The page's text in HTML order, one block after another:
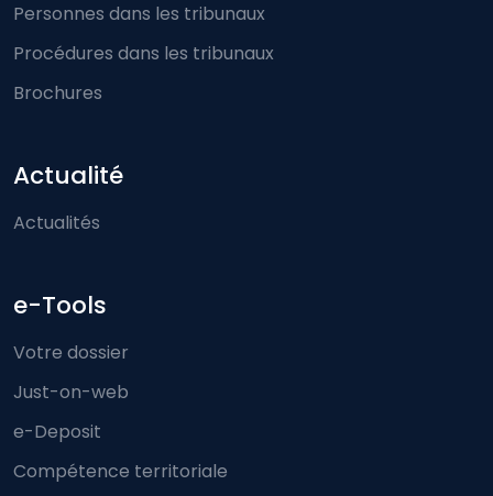
Personnes dans les tribunaux
Procédures dans les tribunaux
Brochures
Actualité
Actualités
e-Tools
Votre dossier
Just-on-web
e-Deposit
Compétence territoriale